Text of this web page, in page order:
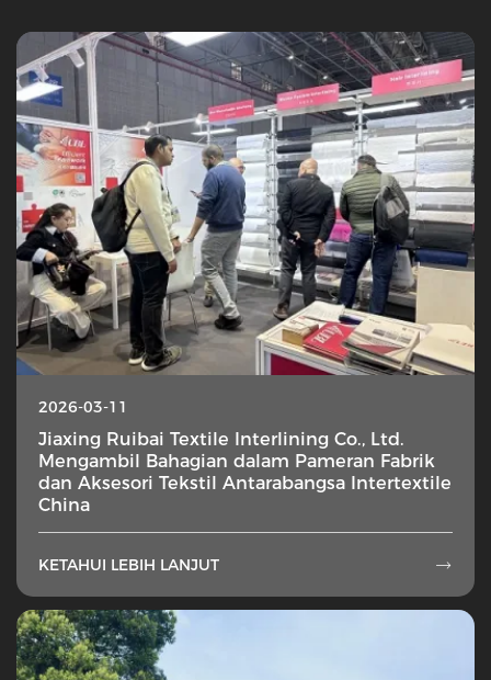
2026-03-11
Jiaxing Ruibai Textile Interlining Co., Ltd.
Mengambil Bahagian dalam Pameran Fabrik
dan Aksesori Tekstil Antarabangsa Intertextile
China
KETAHUI LEBIH LANJUT 